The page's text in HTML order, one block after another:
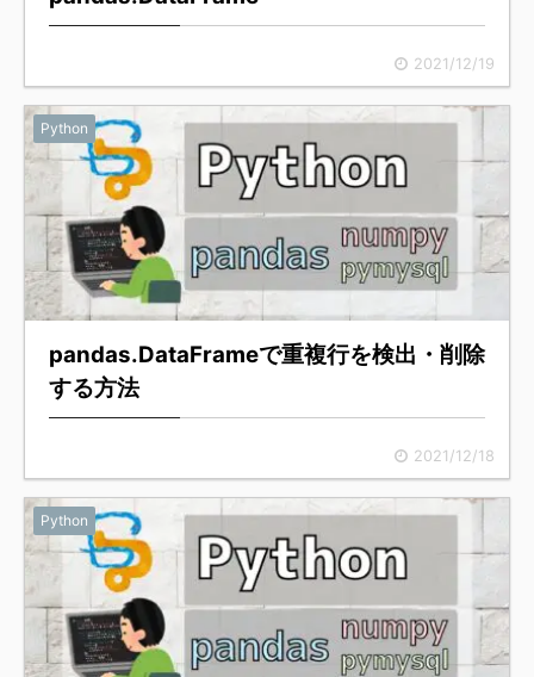
2021/12/19
Python
pandas.DataFrameで重複行を検出・削除
する方法
2021/12/18
Python